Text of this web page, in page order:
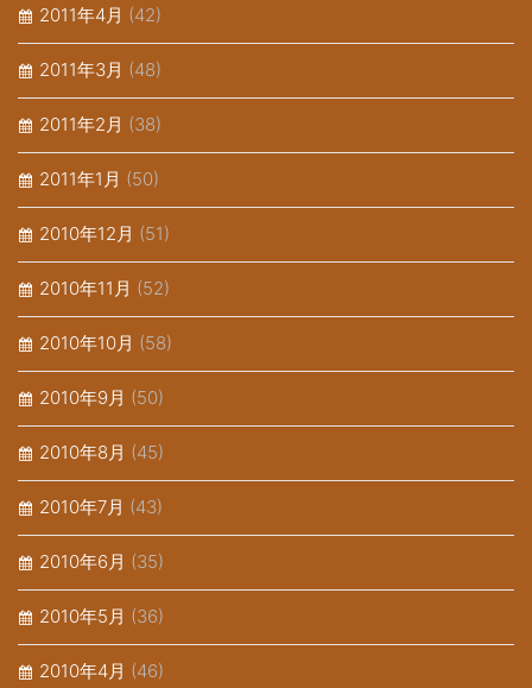
2011年4月 (42)
2011年3月 (48)
2011年2月 (38)
2011年1月 (50)
2010年12月 (51)
2010年11月 (52)
2010年10月 (58)
2010年9月 (50)
2010年8月 (45)
2010年7月 (43)
2010年6月 (35)
2010年5月 (36)
2010年4月 (46)